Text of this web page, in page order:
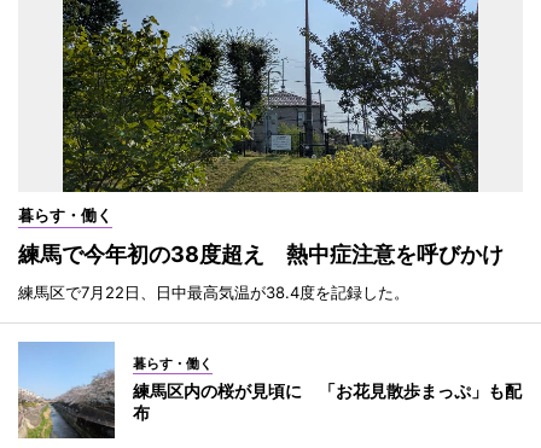
暮らす・働く
練馬で今年初の38度超え 熱中症注意を呼びかけ
練馬区で7月22日、日中最高気温が38.4度を記録した。
暮らす・働く
練馬区内の桜が見頃に 「お花見散歩まっぷ」も配
布